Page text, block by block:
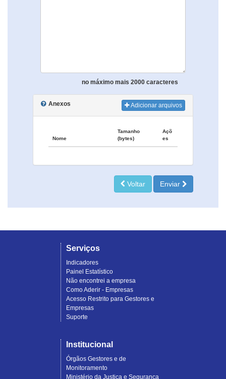
no máximo mais 2000 caracteres
Anexos Adicionar arquivos
Nome
Tamanho
(bytes)
Açõ
es
Voltar Enviar
Serviços
Indicadores
Painel Estatístico
Não encontrei a empresa
Como Aderir - Empresas
Acesso Restrito para Gestores e
Empresas
Suporte
Institucional
Órgãos Gestores e de
Monitoramento
Ministério da Justiça e Segurança